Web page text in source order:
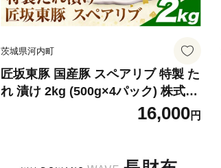
茨城県河内町
匠坂東豚 国産豚 スペアリブ 特製 た
れ 漬け 2kg (500g×4パック) 株式会
社坂東太郎 おにくブッチャーズ
《30日以内に出荷予定(土日祝除
ず【配送不可地域あり】
16,000円